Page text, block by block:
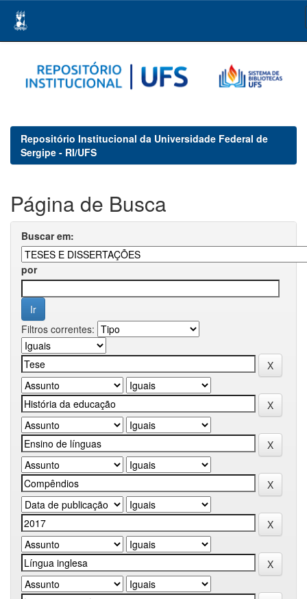
navigation
Repositório Institucional da Universidade Federal de
Sergipe - RI/UFS
Página de Busca
Buscar em:
por
Filtros correntes: